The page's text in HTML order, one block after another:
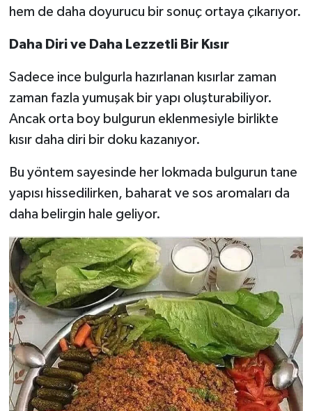
hem de daha doyurucu bir sonuç ortaya çıkarıyor.
Daha Diri ve Daha Lezzetli Bir Kısır
Sadece ince bulgurla hazırlanan kısırlar zaman
zaman fazla yumuşak bir yapı oluşturabiliyor.
Ancak orta boy bulgurun eklenmesiyle birlikte
kısır daha diri bir doku kazanıyor.
Bu yöntem sayesinde her lokmada bulgurun tane
yapısı hissedilirken, baharat ve sos aromaları da
daha belirgin hale geliyor.